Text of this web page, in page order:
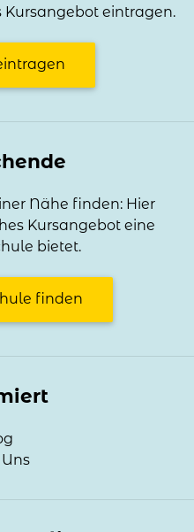
eintragen.
Nähe finden: Hier
Kursangebot eine
bietet.
finden